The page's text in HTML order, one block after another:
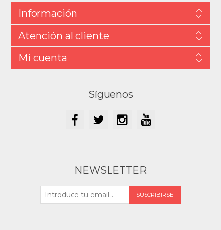
Información
Atención al cliente
Mi cuenta
Síguenos
NEWSLETTER